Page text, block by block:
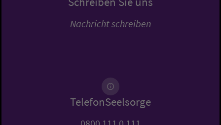
Nachricht schreiben
TelefonSeelsorge